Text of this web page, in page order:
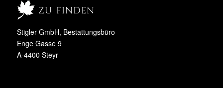
zu finden
Stigler GmbH, Bestattungsbüro
Enge Gasse 9
A-4400 Steyr